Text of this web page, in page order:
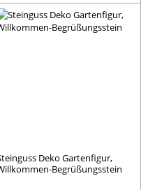
Deko Gartenfigur,
Begrüßungsstein